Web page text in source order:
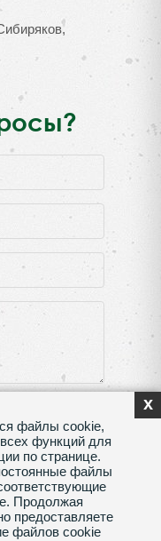
даете согласие
данных
SeoMAX
x
файлы cookie,
функций для
по странице.
файлы
Продолжая
предоставляете
файлов cookie